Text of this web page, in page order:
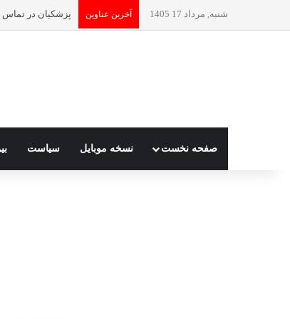
شنبه, مرداد 17 1405 آخرین عناوین
صفحه نخست نسخه موبایل سیاست